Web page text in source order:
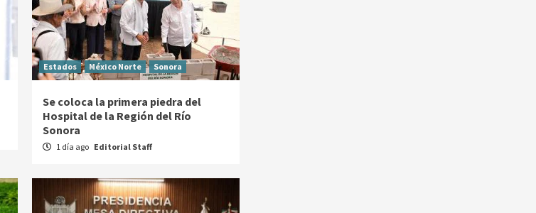
Estados México Norte Sonora
Se coloca la primera piedra del
Hospital de la Región del Río
Sonora
1 día ago Editorial Staff